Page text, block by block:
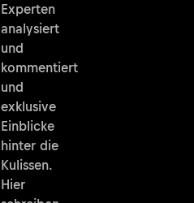
Experten
analysiert
und
kommentiert
und
exklusive
Einblicke
hinter die
Kulissen.
Hier